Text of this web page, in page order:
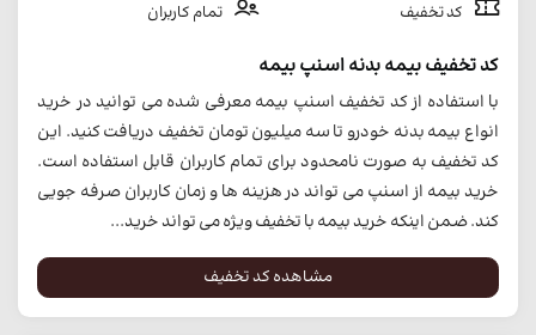
کد تخفیف
تمام کاربران
کد تخفیف بیمه بدنه اسنپ بیمه
با استفاده از کد تخفیف اسنپ بیمه معرفی شده می توانید در خرید
انواع بیمه بدنه خودرو تا سه میلیون تومان تخفیف دریافت کنید. این
کد تخفیف به صورت نامحدود برای تمام کاربران قابل استفاده است.
خرید بیمه از اسنپ می تواند در هزینه ها و زمان کاربران صرفه جویی
کند. ضمن اینکه خرید بیمه با تخفیف ویژه می تواند خرید...
مشاهده کد تخفیف